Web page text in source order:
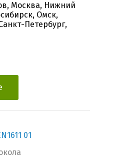
Москва, Нижний
Омск,
Петербург,
01